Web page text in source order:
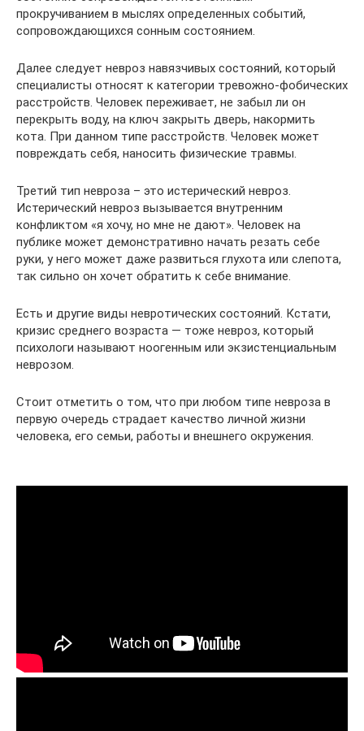
прокручиванием в мыслях определенных событий,
сопровождающихся сонным состоянием.
Далее следует невроз навязчивых состояний, который
специалисты относят к категории тревожно-фобических
расстройств. Человек переживает, не забыл ли он
перекрыть воду, на ключ закрыть дверь, накормить
кота. При данном типе расстройств. Человек может
повреждать себя, наносить физические травмы.
Третий тип невроза – это истерический невроз.
Истерический невроз вызывается внутренним
конфликтом «я хочу, но мне не дают». Человек на
публике может демонстративно начать резать себе
руки, у него может даже развиться глухота или слепота,
так сильно он хочет обратить к себе внимание.
Есть и другие виды невротических состояний. Кстати,
кризис среднего возраста — тоже невроз, который
психологи называют ноогенным или экзистенциальным
неврозом.
Стоит отметить о том, что при любом типе невроза в
первую очередь страдает качество личной жизни
человека, его семьи, работы и внешнего окружения.